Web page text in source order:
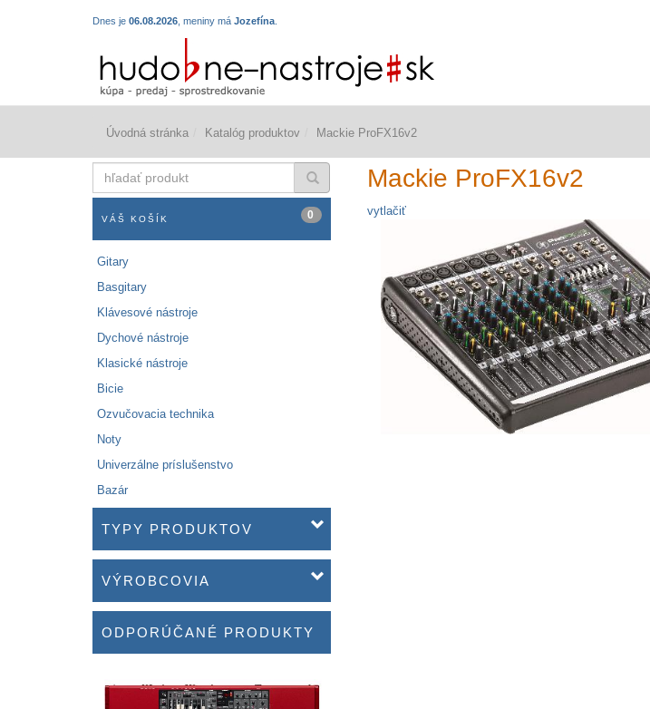
Dnes je 06.08.2026 , meniny má Jozefína
Úvodná stránka Katalóg produktov Mackie ProFX16v2
produkt
VÁŠ KOŠÍK 0
Gitary
Basgitary
Klávesové nástroje
Dychové nástroje
Klasické nástroje
Bicie
Ozvučovacia technika
Noty
Univerzálne príslušenstvo
Bazár
TYPY PRODUKTOV
VÝROBCOVIA
ODPORÚČANÉ PRODUKTY
Mackie ProFX16v2
vytlačiť